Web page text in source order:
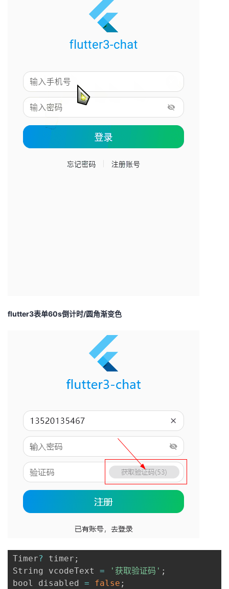
flutter3表单60s倒计时/圆角渐变色
Timer? timer ;
String vcodeText = '获取验证码' ;
bool disabled = false ;